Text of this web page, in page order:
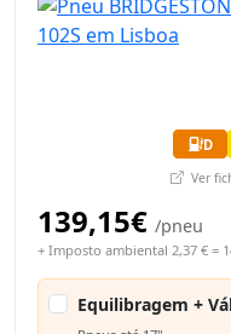
D
Ver
139,15€ /pneu
+ Imposto ambiental 2,37 € =
Equilibragem +